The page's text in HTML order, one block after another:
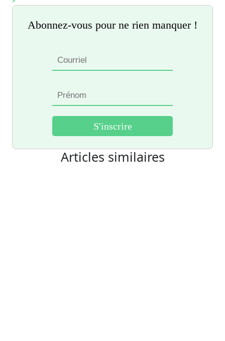
Abonnez-vous pour ne rien manquer !
Articles similaires